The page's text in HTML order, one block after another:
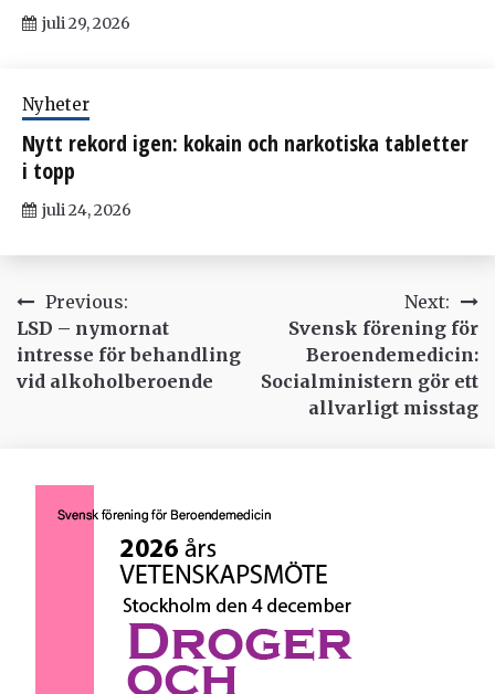
juli 29, 2026
Nyheter
Nytt rekord igen: kokain och narkotiska tabletter
i topp
juli 24, 2026
Inläggsnavigering
Previous:
LSD – nymornat
intresse för behandling
vid alkoholberoende
Next:
Svensk förening för
Beroendemedicin:
Socialministern gör ett
allvarligt misstag